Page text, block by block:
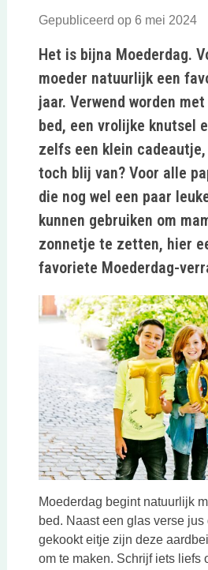
Gepubliceerd op 6 mei 2024
Het is bijna Moederdag.
moeder natuurlijk een
jaar. Verwend worden
bed, een vrolijke knutsel
zelfs een klein
toch blij van? Voor alle
die nog wel een paar
kunnen gebruiken om
zonnetje te zetten, hier
favoriete Moederdag-
Moederdag begint natuurlijk
bed. Naast een glas verse jus
gekookt eitje zijn deze
om te maken. Schrijf iets liefs